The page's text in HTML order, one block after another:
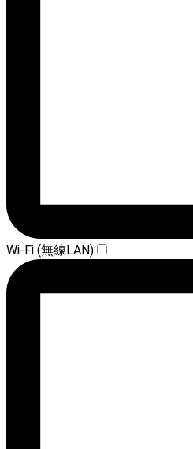
Wi-Fi (無線LAN)